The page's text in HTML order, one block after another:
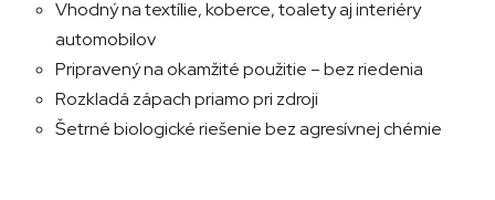
Vhodný na textílie, koberce, toalety aj interiéry
automobilov
Pripravený na okamžité použitie – bez riedenia
Rozkladá zápach priamo pri zdroji
Šetrné biologické riešenie bez agresívnej chémie